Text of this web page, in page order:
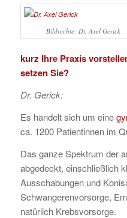
Bildrechte: Dr. Axel Gerick
kurz Ihre Praxis
setzen Sie?
Dr. Gerick:
Es handelt sich um eine
ca. 1200 Patientinnen im
Das ganze Spektrum der
abgedeckt, einschließlich
Ausschabungen und
Schwangerenvorsorge,
natürlich Krebsvorsorge.